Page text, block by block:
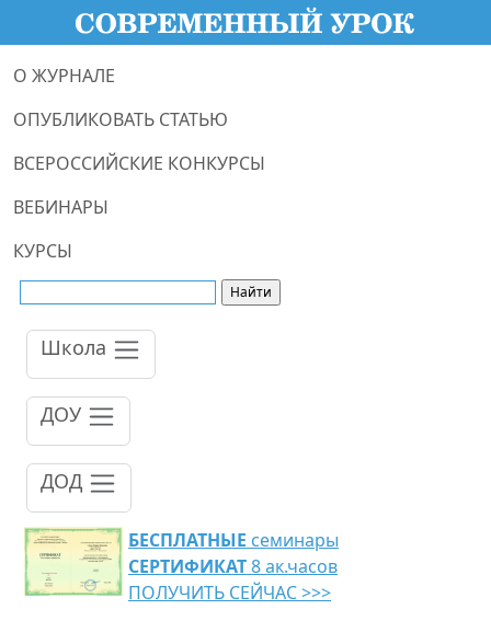
О ЖУРНАЛЕ
ОПУБЛИКОВАТЬ СТАТЬЮ
ВСЕРОССИЙСКИЕ КОНКУРСЫ
ВЕБИНАРЫ
КУРСЫ
Школа
ДОУ
ДОД
БЕСПЛАТНЫЕ семинары
СЕРТИФИКАТ8 ак.часов
ПОЛУЧИТЬ СЕЙЧАС >>>